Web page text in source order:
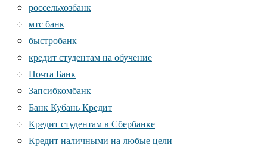
россельхозбанк
мтс банк
быстробанк
кредит студентам на обучение
Почта Банк
Запсибкомбанк
Банк Кубань Кредит
Кредит студентам в Сбербанке
Кредит наличными на любые цели